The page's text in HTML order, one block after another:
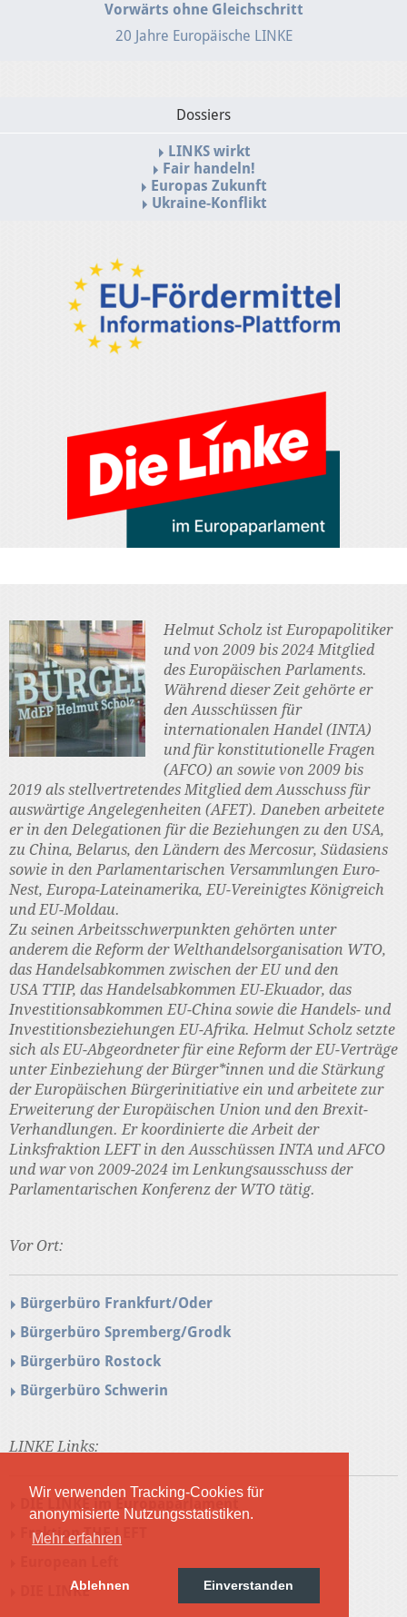
Wir verwenden Tracking-Cookies für
anonymisierte Nutzungsstatistiken.
Mehr erfahren
Ablehnen Einverstanden
Vorwärts ohne Gleichschritt
20 Jahre Europäische LINKE
Dossiers
LINKS wirkt
Fair handeln!
Europas Zukunft
Ukraine-Konflikt
Helmut Scholz ist Europapolitiker
und von 2009 bis 2024 Mitglied
des Europäischen Parlaments.
Während dieser Zeit gehörte er
den Ausschüssen für
internationalen Handel (INTA)
und für konstitutionelle Fragen
(AFCO) an sowie von 2009 bis
2019 als stellvertretendes Mitglied dem Ausschuss für
auswärtige Angelegenheiten (AFET). Daneben arbeitete
er in den Delegationen für die Beziehungen zu den USA,
zu China, Belarus, den Ländern des Mercosur, Südasiens
sowie in den Parlamentarischen Versammlungen Euro-
Nest, Europa-Lateinamerika, EU-Vereinigtes Königreich
und EU-Moldau.
Zu seinen Arbeitsschwerpunkten gehörten unter
anderem die Reform der Welthandelsorganisation WTO,
das Handelsabkommen zwischen der EU und den
USA TTIP, das Handelsabkommen EU-Ekuador, das
Investitionsabkommen EU-China sowie die Handels- und
Investitionsbeziehungen EU-Afrika. Helmut Scholz setzte
sich als EU-Abgeordneter für eine Reform der EU-Verträge
unter Einbeziehung der Bürger*innen und die Stärkung
der Europäischen Bürgerinitiative ein und arbeitete zur
Erweiterung der Europäischen Union und den Brexit-
Verhandlungen. Er koordinierte die Arbeit der
Linksfraktion LEFT in den Ausschüssen INTA und AFCO
und war von 2009-2024 im Lenkungsausschuss der
Parlamentarischen Konferenz der WTO tätig.
Vor Ort:
Bürgerbüro Frankfurt/Oder
Bürgerbüro Spremberg/Grodk
Bürgerbüro Rostock
Bürgerbüro Schwerin
LINKE Links:
DIE LINKE im Europaparlament
Fraktion THE LEFT
DIE LINKE